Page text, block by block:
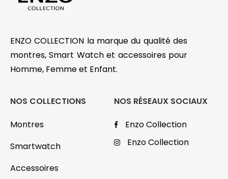
ENZO COLLECTION la marque du qualité des
montres, Smart Watch et accessoires pour
Homme, Femme et Enfant.
NOS COLLECTIONS
Montres
Smartwatch
Accessoires
NOS RÉSEAUX SOCIAUX
Enzo Collection
Enzo Collection